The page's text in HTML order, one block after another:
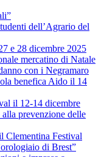
dell’Agrario del
e 28 dicembre 2025
mercatino di Natale
con i Negramaro
benefica Aido il 14
il 12-14 dicembre
prevenzione delle
Clementina Festival
di Brest”